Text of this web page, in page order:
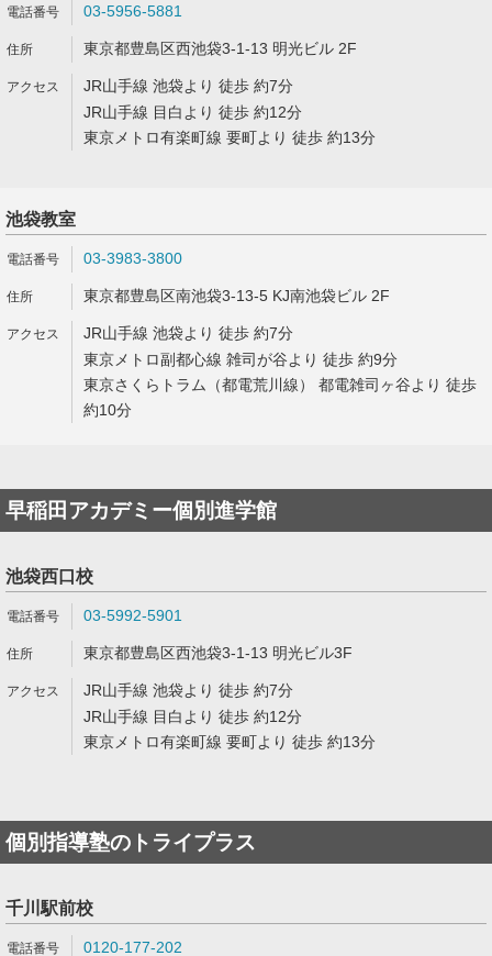
03-5956-5881
東京都豊島区西池袋3-1-13 明光ビル 2F
JR山手線 池袋より 徒歩 約7分
JR山手線 目白より 徒歩 約12分
東京メトロ有楽町線 要町より 徒歩 約13分
池袋教室
03-3983-3800
東京都豊島区南池袋3-13-5 KJ南池袋ビル 2F
JR山手線 池袋より 徒歩 約7分
東京メトロ副都心線 雑司が谷より 徒歩 約9分
東京さくらトラム（都電荒川線） 都電雑司ヶ谷より 徒歩
約10分
早稲田アカデミー個別進学館
池袋西口校
03-5992-5901
東京都豊島区西池袋3-1-13 明光ビル3F
JR山手線 池袋より 徒歩 約7分
JR山手線 目白より 徒歩 約12分
東京メトロ有楽町線 要町より 徒歩 約13分
個別指導塾のトライプラス
千川駅前校
0120-177-202